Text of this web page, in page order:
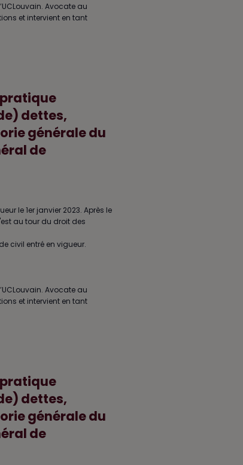
Avocate au
et intervient en tant
pratique
dettes,
générale du
de
le 1er janvier 2023. Après le
au tour du droit des
civil entré en vigueur.
Avocate au
et intervient en tant
pratique
dettes,
générale du
de